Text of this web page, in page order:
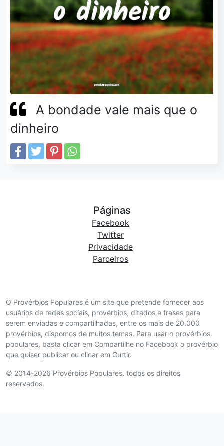
A bondade vale mais que o
dinheiro
O Provérbios Populares é um site que pretende fornecer aos
usuários de redes sociais, provérbios, ditados e frases para
serem enviadas e compartilhadas, entre os mais de 20.000
provérbios, dispomos de muitos temas. Para usar o provérbios
populares, basta clicar em Compartilhe no Facebook o provérbio
que quiser publicar ou clicar em Curtir.
© 2014-2026 Provérbios Populares. todos os direitos
reservados.
Páginas
Facebook
Twitter
Privacidade
Parceiros